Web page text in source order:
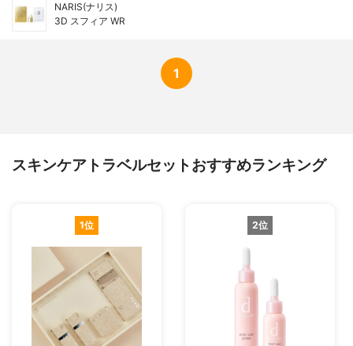
NARIS(ナリス)
3D スフィア WR
1
スキンケアトラベルセットおすすめランキング
1位 2位